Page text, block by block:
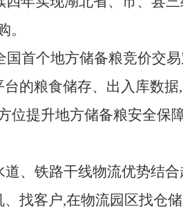
。
国首个地方储备粮竞价交
的粮食储存、出入库数
位提升地方储备粮安全保
、铁路干线物流优势结
找客户,在物流园区找仓